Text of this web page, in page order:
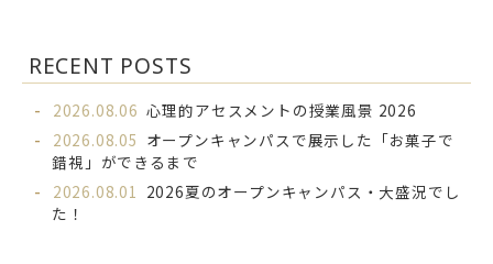
RECENT POSTS
2026.08.06 心理的アセスメントの授業風景 2026
2026.08.05 オープンキャンパスで展示した「お菓子で
錯視」ができるまで
2026.08.01
2026夏のオープンキャンパス・大盛況でし
た！